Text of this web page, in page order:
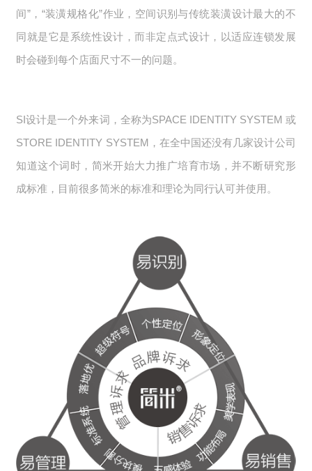
间”，“装潢规格化”作业，空间识别与传统装潢设计最大的不
同就是它是系统性设计，而非定点式设计，以适应连锁发展
时会碰到每个店面尺寸不一的问题。
SI设计是一个外来词，全称为SPACE IDENTITY SYSTEM 或
STORE IDENTITY SYSTEM，在全中国还没有几家设计公司
知道这个词时，简米开始大力推广培育市场，并不断研究形
成标准，目前很多简米的标准和理论为同行认可并使用。